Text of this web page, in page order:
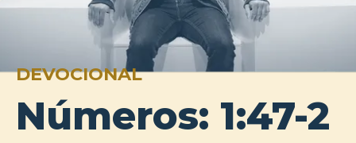
DEVOCIONAL
Números: 1:47-2